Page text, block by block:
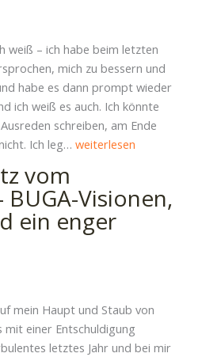
weiß – ich habe beim letzten
mich zu bessern und
habe es dann prompt wieder
ich weiß es auch. Ich könnte
schreiben, am Ende
Ich leg… SBR
17.06.2026
–
Nachbarschaftsfeste
weiterlesen
vom
BUGA-Visionen,
ein enger
mein Haupt und Staub von
mit einer Entschuldigung
letztes Jahr und bei mir